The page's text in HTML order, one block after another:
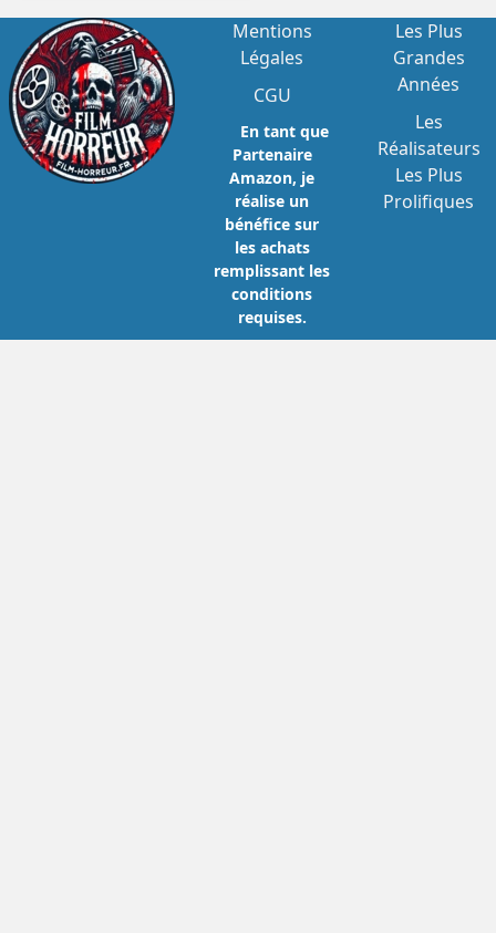
Mentions
Légales
CGU
En tant que
Partenaire
Amazon, je
réalise un
bénéfice sur
les achats
remplissant les
conditions
requises.
Les Plus
Grandes
Années
Les
Réalisateurs
Les Plus
Prolifiques